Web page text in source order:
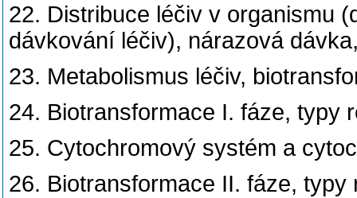
22. Distribuce léčiv v organismu
dávkování léčiv), nárazová
23. Metabolismus léčiv,
24. Biotransformace I. fáze, typy
25. Cytochromový systém a
26. Biotransformace II. fáze, typy